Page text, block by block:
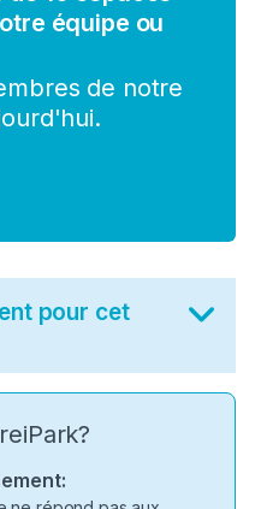
équipe ou
de notre
pour cet